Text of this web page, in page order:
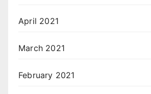
April 2021
March 2021
February 2021